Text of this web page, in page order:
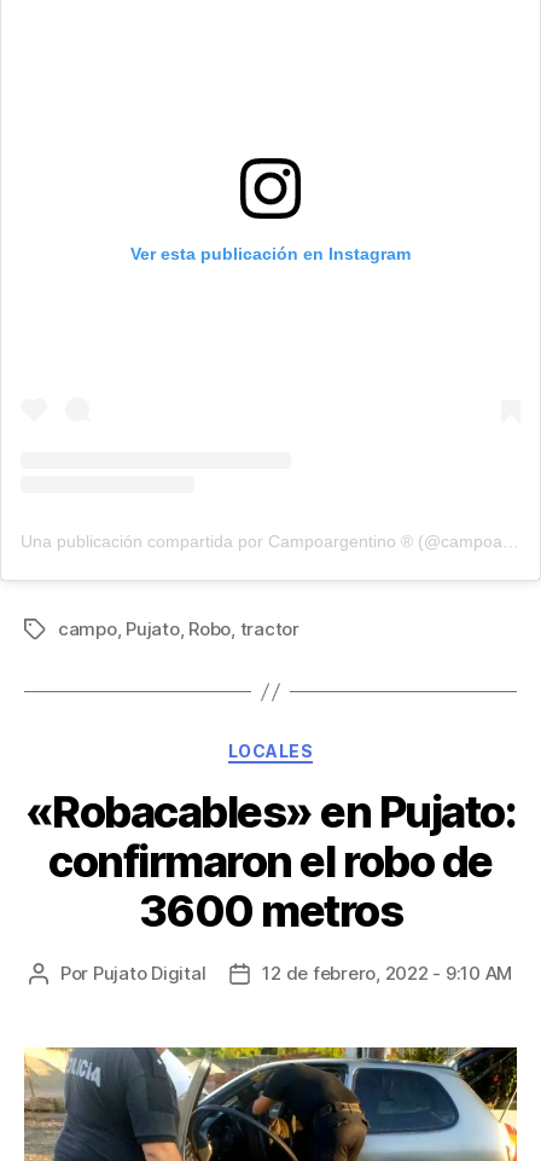
Ver esta publicación en Instagram
campo, Pujato, Robo, tractor
LOCALES
«Robacables» en Pujato:
confirmaron el robo de
3600 metros
Por Pujato Digital 12 de febrero, 2022 - 9:10 AM